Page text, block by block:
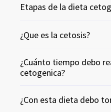
Etapas de la dieta
¿Que es la cetosis?
¿Cuánto tiempo debo
cetogenica?
¿Con esta dieta debo